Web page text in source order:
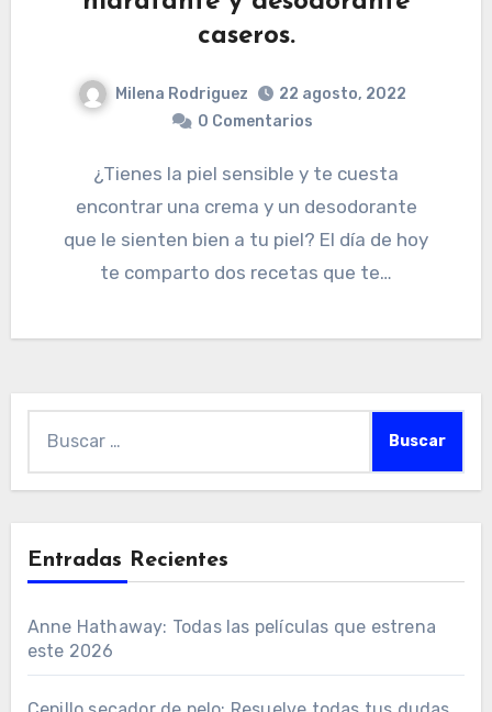
caseros.
Milena Rodriguez
22 agosto, 2022
0 Comentarios
¿Tienes la piel sensible y te cuesta
encontrar una crema y un desodorante
que le sienten bien a tu piel? El día de hoy
te comparto dos recetas que te…
Entradas Recientes
Anne Hathaway: Todas las películas que estrena
este 2026